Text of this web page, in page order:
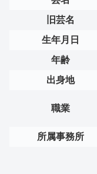
旧芸名
生年月日
年齢
出身地
職業
所属事務所